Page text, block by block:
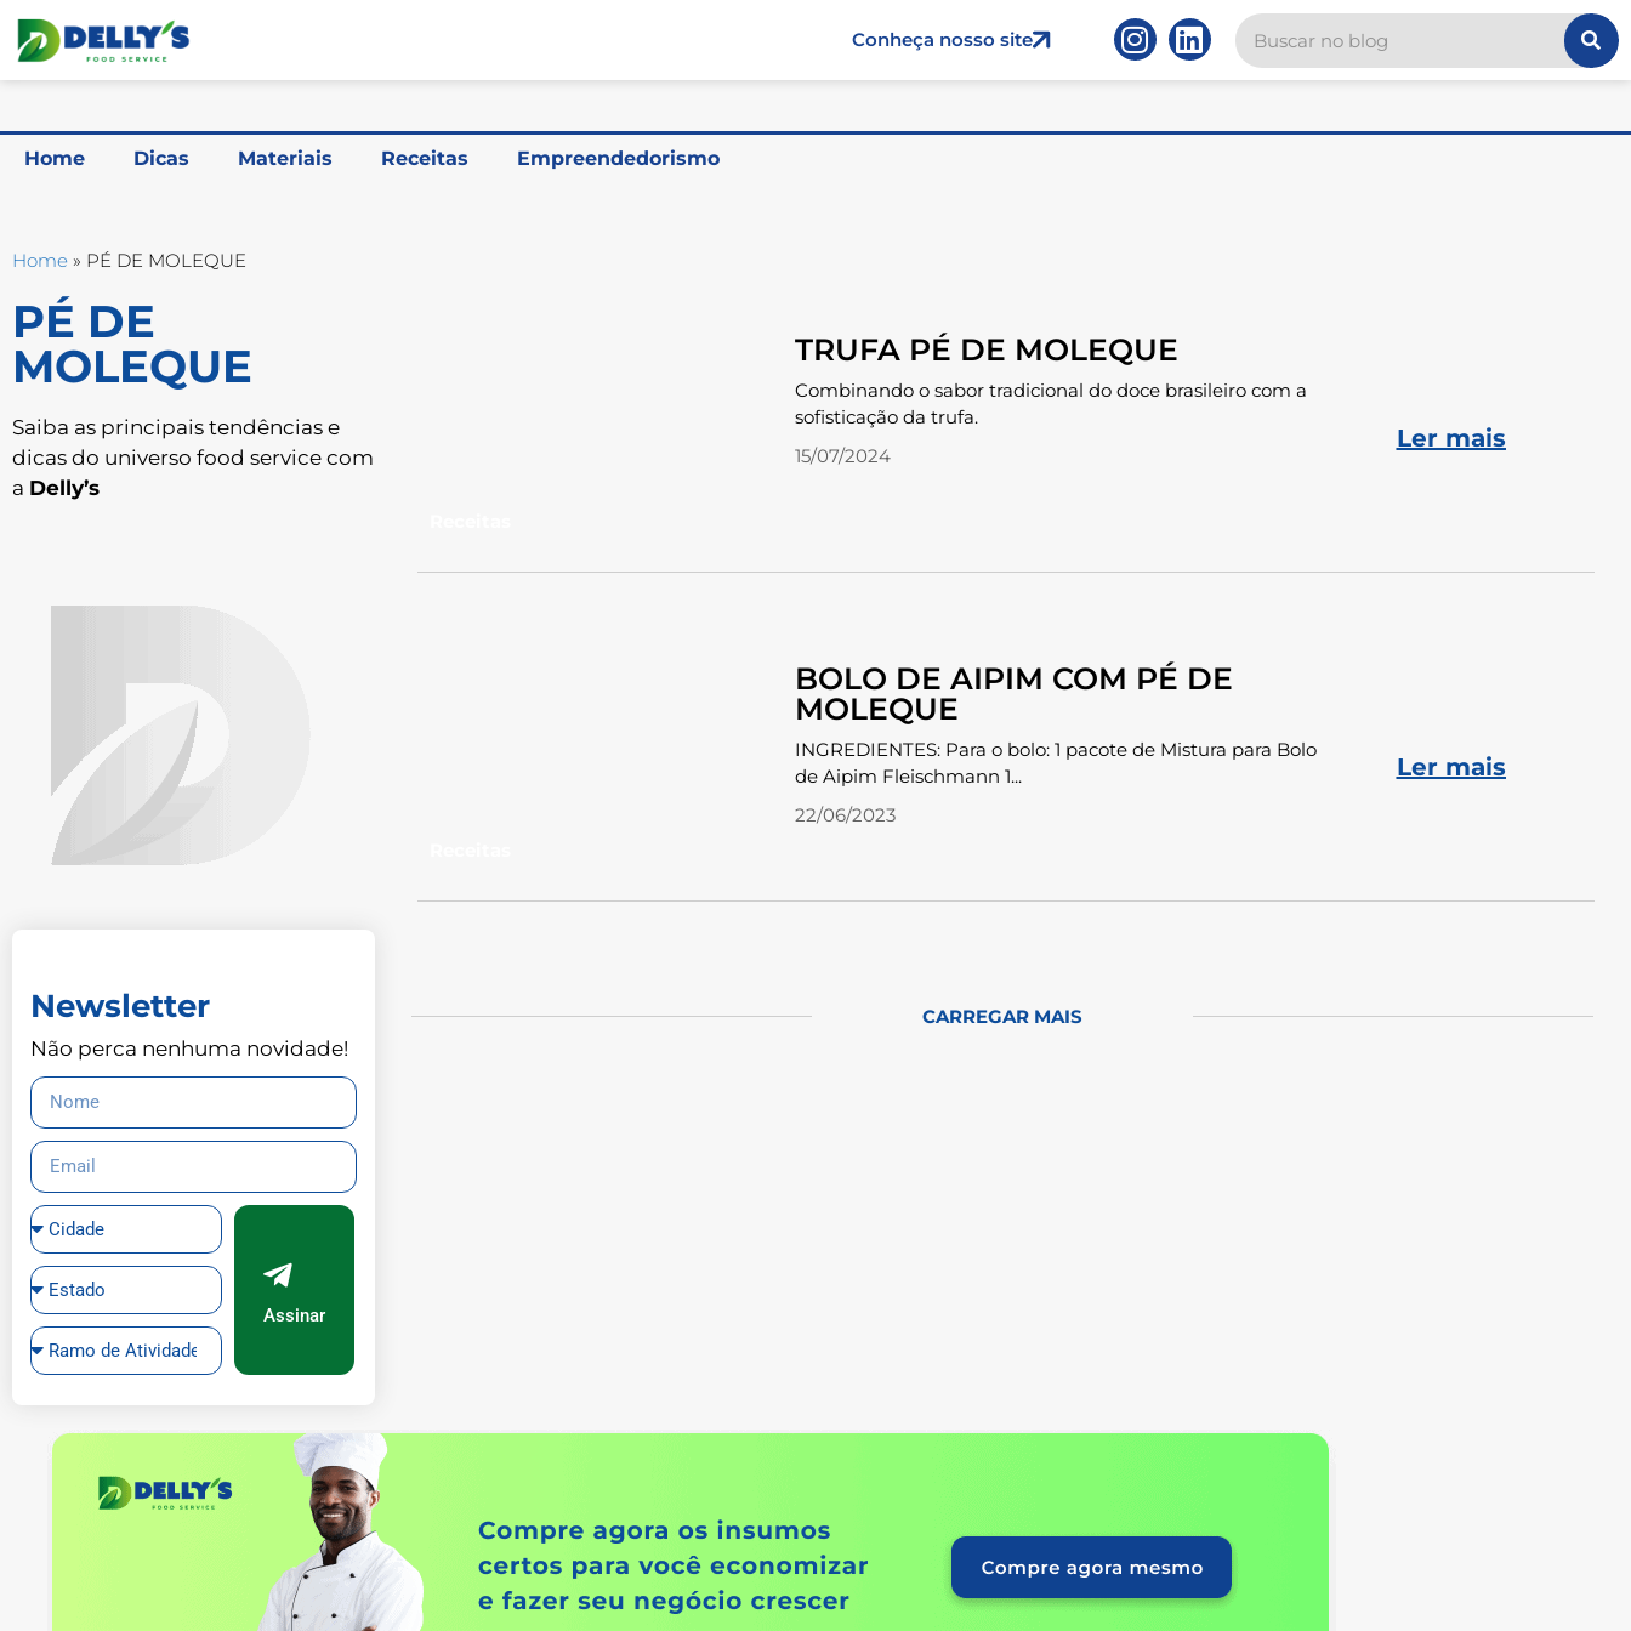
Conheça nosso site
Home Dicas Materiais Receitas Empreendedorismo
Home » PÉ DE MOLEQUE
PÉ DE
MOLEQUE
Saiba as principais tendências e
dicas do universo food service com
a Delly’s
Newsletter
Não perca nenhuma novidade!
Assinar
TRUFA PÉ DE MOLEQUE
Combinando o sabor tradicional do doce brasileiro com a
sofisticação da trufa.
15/07/2024
Ler mais
BOLO DE AIPIM COM PÉ DE
MOLEQUE
INGREDIENTES: Para o bolo: 1 pacote de Mistura para Bolo
de Aipim Fleischmann 1...
22/06/2023
Ler mais
CARREGAR MAIS